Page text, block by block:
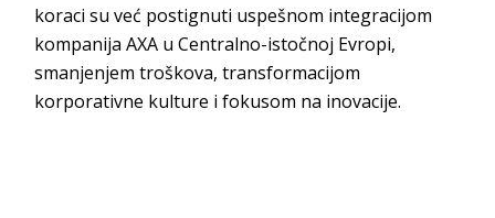
koraci su već postignuti uspešnom integracijom
kompanija AXA u Centralno-istočnoj Evropi,
smanjenjem troškova, transformacijom
korporativne kulture i fokusom na inovacije.